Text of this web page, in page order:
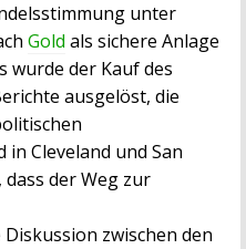
unter
Gold als sichere Anlage
wurde der Kauf des
ausgelöst, die
Cleveland und San
dass der Weg zur
zwischen den